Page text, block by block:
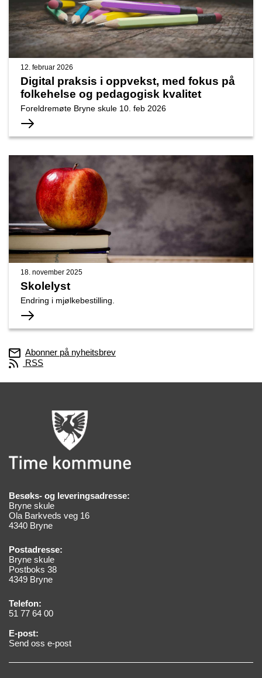
12. februar 2026
Digital praksis i oppvekst, med fokus på
folkehelse og pedagogisk kvalitet
Foreldremøte Bryne skule 10. feb 2026
18. november 2025
Skolelyst
Endring i mjølkebestilling.
Abonner på nyheitsbrev
RSS
Besøks- og leveringsadresse:
Bryne skule
Ola Barkveds veg 16
4340 Bryne
Postadresse:
Bryne skule
Postboks 38
4349 Bryne
Telefon:
51 77 64 00
E-post:
Send oss e-post